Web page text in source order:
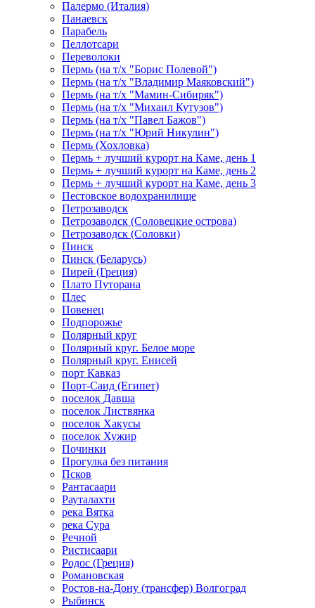
Палермо (Италия)
Панаевск
Парабель
Пеллотсари
Переволоки
Пермь (на т/х "Борис Полевой")
Пермь (на т/х "Владимир Маяковский")
Пермь (на т/х "Мамин-Сибиряк")
Пермь (на т/х "Михаил Кутузов")
Пермь (на т/х "Павел Бажов")
Пермь (на т/х "Юрий Никулин")
Пермь (Хохловка)
Пермь + лучший курорт на Каме, день 1
Пермь + лучший курорт на Каме, день 2
Пермь + лучший курорт на Каме, день 3
Пестовское водохранилище
Петрозаводск
Петрозаводск (Соловецкие острова)
Петрозаводск (Соловки)
Пинск
Пинск (Беларусь)
Пирей (Греция)
Плато Путорана
Плес
Повенец
Подпорожье
Полярный круг
Полярный круг. Белое море
Полярный круг. Енисей
порт Кавказ
Порт-Саид (Египет)
поселок Давша
поселок Листвянка
поселок Хакусы
поселок Хужир
Починки
Прогулка без питания
Псков
Рантасаари
Рауталахти
река Вятка
река Сура
Речной
Ристисаари
Родос (Греция)
Романовская
Ростов-на-Дону (трансфер) Волгоград
Рыбинск